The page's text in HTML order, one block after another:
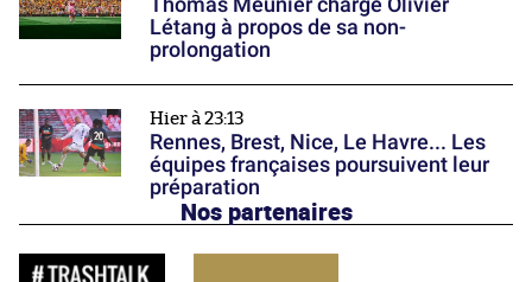
Létang à propos de sa non-
prolongation
Hier à 23:13
Rennes, Brest, Nice, Le Havre... Les
équipes françaises poursuivent leur
préparation
Nos partenaires